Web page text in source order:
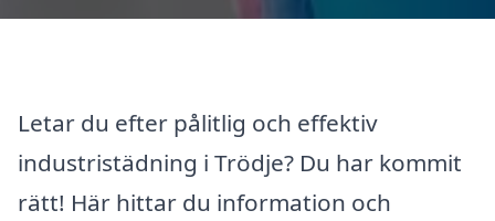
Letar du efter pålitlig och effektiv
industristädning i Trödje? Du har kommit
rätt! Här hittar du information och